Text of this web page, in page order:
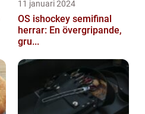
11 januari 2024
OS ishockey semifinal
herrar: En övergripande,
gru...